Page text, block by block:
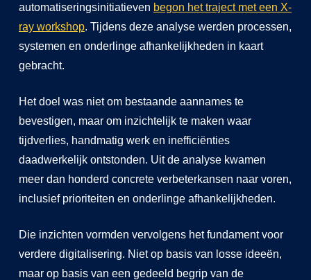
automatiseringsinitiatieven begon het traject met een X-
ray workshop. Tijdens deze analyse werden processen,
systemen en onderlinge afhankelijkheden in kaart
gebracht.
Het doel was niet om bestaande aannames te
bevestigen, maar om inzichtelijk te maken waar
tijdverlies, handmatig werk en inefficiënties
daadwerkelijk ontstonden. Uit de analyse kwamen
meer dan honderd concrete verbeterkansen naar voren,
inclusief prioriteiten en onderlinge afhankelijkheden.
Die inzichten vormden vervolgens het fundament voor
verdere digitalisering. Niet op basis van losse ideeën,
maar op basis van een gedeeld begrip van de